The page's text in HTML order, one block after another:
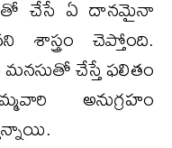
చేసే ఏ దానమైనా
శాస్త్రం చెప్తోంది.
చేస్తే ఫలితం
అనుగ్రహం